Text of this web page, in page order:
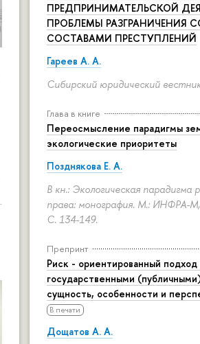
ПРЕДПРИНИМАТЕЛЬСКОЙ
ПРОБЛЕМЫ РАЗГРАНИЧЕНИЯ
СОСТАВАМИ ПРЕСТУПЛЕНИЙ
Гареев А. А.
Сибирский юридический
Глава в книге
Переосмысление парадигмы
экологические приоритеты
Позднякова Е. А.
В кн.: Экологическая парадигма
права: монография. М.: ИНФРА-М,
С. 134-149.
Препринт
Риск - ориентированный подход
государственными
сущность, особенности и
В печати
Дощатов А. А.